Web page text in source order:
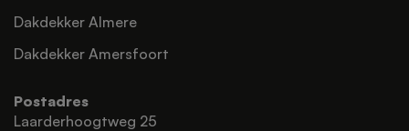
Postadres
Laarderhoogtweg 25
Dakdekker Almere
Dakdekker Amersfoort